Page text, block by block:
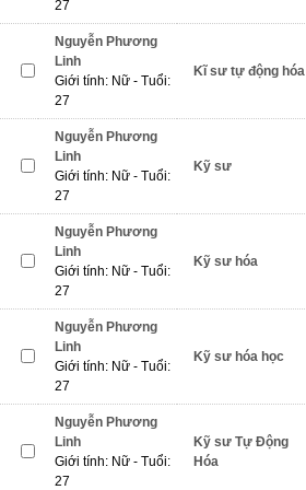
27
Nguyễn Phương
Linh
Giới tính: Nữ - Tuổi:
27
Kĩ sư tự động hóa
Nguyễn Phương
Linh
Giới tính: Nữ - Tuổi:
27
Kỹ sư
Nguyễn Phương
Linh
Giới tính: Nữ - Tuổi:
27
Kỹ sư hóa
Nguyễn Phương
Linh
Giới tính: Nữ - Tuổi:
27
Kỹ sư hóa học
Nguyễn Phương
Linh
Giới tính: Nữ - Tuổi:
27
Kỹ sư Tự Động
Hóa